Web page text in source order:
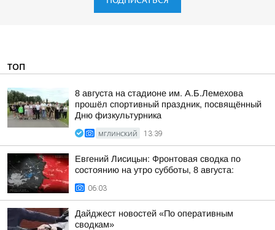
ТОП
8 августа на стадионе им. А.Б.Лемехова
прошёл спортивный праздник, посвящённый
Дню физкультурника
МГЛИНСКИЙ 13:39
Евгений Лисицын: Фронтовая сводка по
состоянию на утро субботы, 8 августа:
06:03
Дайджест новостей «По оперативным
сводкам»